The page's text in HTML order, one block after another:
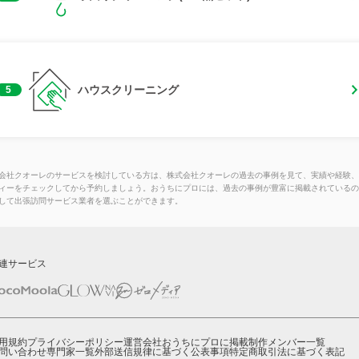
5 ハウスクリーニング
社クオーレのサービスを検討している方は、株式会社クオーレの過去の事例を見て、実績や経験
ーをチェックしてから予約しましょう。おうちにプロには、過去の事例が豊富に掲載されているの
て出張訪問サービス業者を選ぶことができます。
サービス
規約プライバシーポリシー運営会社おうちにプロに掲載制作メンバー一覧
い合わせ専門家一覧外部送信規律に基づく公表事項特定商取引法に基づく表記